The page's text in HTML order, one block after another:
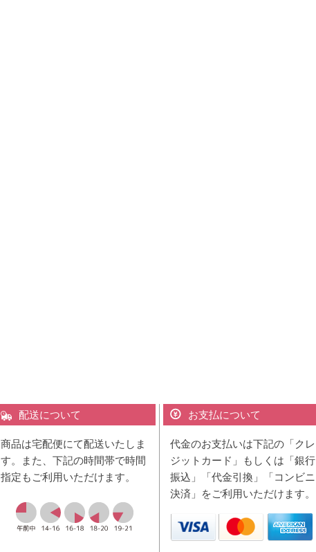
配送について
商品は宅配便にて配送いたしま
す。また、下記の時間帯で時間
指定もご利用いただけます。
お支払について
代金のお支払いは下記の「クレ
ジットカード」もしくは「銀行
振込」「代金引換」「コンビニ
決済」をご利用いただけます。